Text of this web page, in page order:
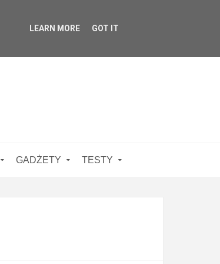
GADŻETY TESTY
LEARN MORE GOT IT